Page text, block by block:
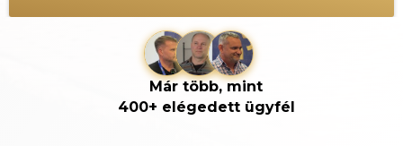
Már több, mint
400+ elégedett ügyfél